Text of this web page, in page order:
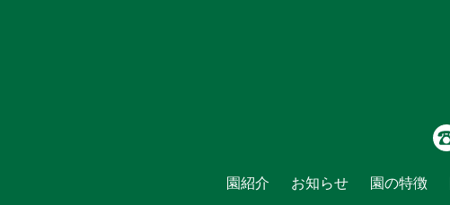
園紹介 お知らせ 園の特徴